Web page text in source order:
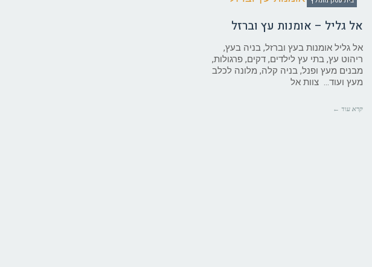
אל גליל – אומנות עץ וברזל
אל גליל אומנות בעץ וברזל, בניה בעץ,
ריהוט עץ, בתי עץ לילדים, דקים, פרגולות,
מבנים מעץ ופנל, בניה קלה, מלונה לכלב
מעץ ועוד… צוות אל
קרא עוד ←